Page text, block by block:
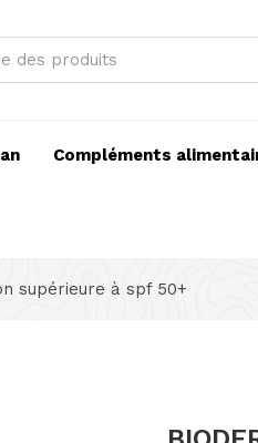
Compléments
supérieure à spf 50+